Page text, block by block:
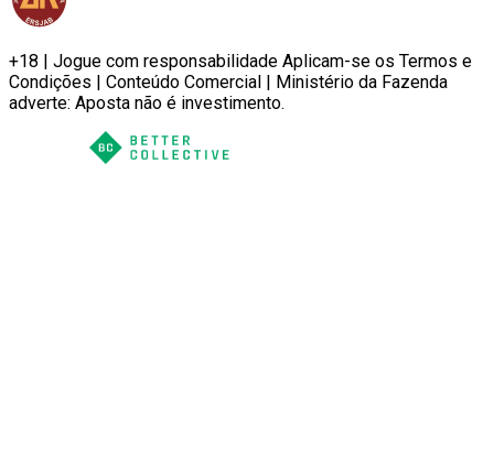
+18 | Jogue com responsabilidade Aplicam-se os Termos e
Condições | Conteúdo Comercial | Ministério da Fazenda
adverte: Aposta não é investimento.